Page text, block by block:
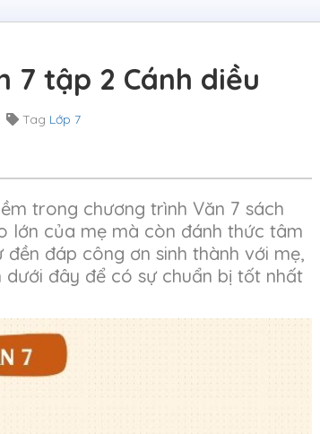
7 tập 2 Cánh diều
Tag Lớp 7
trong chương trình Văn 7 sách
lớn của mẹ mà còn đánh thức tâm
đáp công ơn sinh thành với mẹ,
dưới đây để có sự chuẩn bị tốt nhất